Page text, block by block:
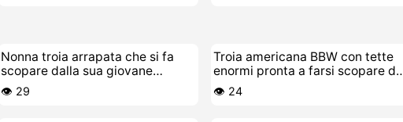
Nonna troia arrapata che si fa
scopare dalla sua giovane
leccafighe
👁️ 29
Troia americana BBW con tette
enormi pronta a farsi scopare da
perversa
👁️ 24